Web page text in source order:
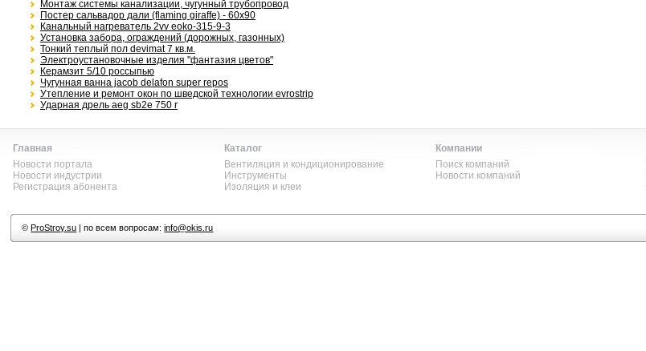
Монтаж системы канализации, чугунный трубопровод
Постер сальвадор дали (flaming giraffe) - 60x90
Канальный нагреватель 2vv eoko-315-9-3
Установка забора, ограждений (дорожных, газонных)
Тонкий теплый пол devimat 7 кв.м.
Электроустановочные изделия "фантазия цветов"
Керамзит 5/10 россыпью
Чугунная ванна jacob delafon super repos
Утепление и ремонт окон по шведской технологии evrostrip
Ударная дрель aeg sb2e 750 r
Главная
Новости портала
Новости индустрии
Регистрация абонента
Каталог
Вентиляция и кондиционирование
Инструменты
Изоляция и клеи
Компании
Поиск компаний
Новости компаний
©ProStroy.su | по всем вопросам:info@okis.ru